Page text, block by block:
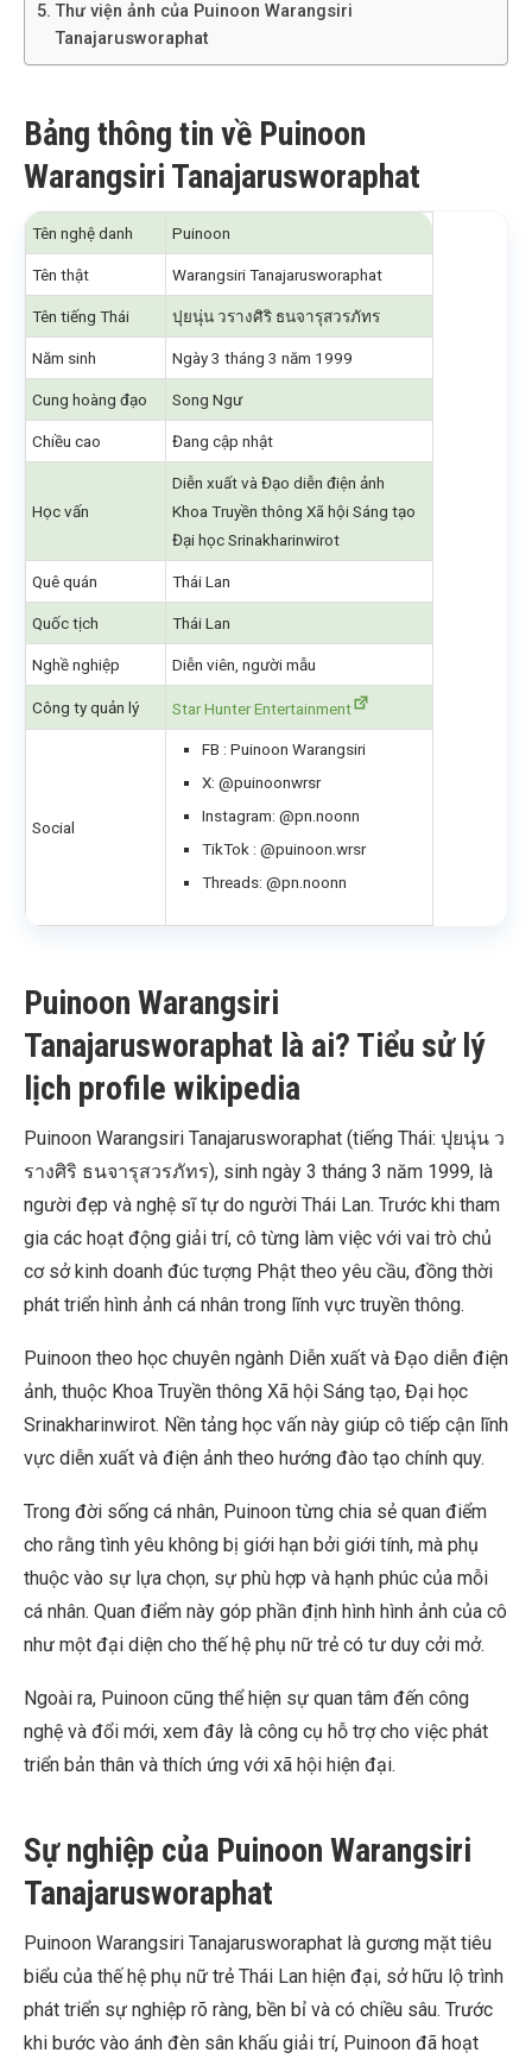
Thư viện ảnh của Puinoon Warangsiri
Tanajarusworaphat
Bảng thông tin về Puinoon
Warangsiri Tanajarusworaphat
Tên nghệ danh Puinoon
Tên thật Warangsiri Tanajarusworaphat
Tên tiếng Thái ปุยนุ่น วรางศิริ ธนจารุสวรภัทร
Năm sinh Ngày 3 tháng 3 năm 1999
Cung hoàng đạo Song Ngư
Chiều cao Đang cập nhật
Học vấn
Diễn xuất và Đạo diễn điện ảnh
Khoa Truyền thông Xã hội Sáng tạo
Đại học Srinakharinwirot
Quê quán Thái Lan
Quốc tịch Thái Lan
Nghề nghiệp Diễn viên, người mẫu
Công ty quản lý Star Hunter Entertainment
Social
FB : Puinoon Warangsiri
X: @puinoonwrsr
Instagram: @pn.noonn
TikTok : @puinoon.wrsr
Threads: @pn.noonn
Puinoon Warangsiri
Tanajarusworaphat là ai? Tiểu sử lý
lịch profile wikipedia
Puinoon Warangsiri Tanajarusworaphat (tiếng Thái: ปุยนุ่น ว
รางศิริ ธนจารุสวรภัทร), sinh ngày 3 tháng 3 năm 1999, là
người đẹp và nghệ sĩ tự do người Thái Lan. Trước khi tham
gia các hoạt động giải trí, cô từng làm việc với vai trò chủ
cơ sở kinh doanh đúc tượng Phật theo yêu cầu, đồng thời
phát triển hình ảnh cá nhân trong lĩnh vực truyền thông.
Puinoon theo học chuyên ngành Diễn xuất và Đạo diễn điện
ảnh, thuộc Khoa Truyền thông Xã hội Sáng tạo, Đại học
Srinakharinwirot. Nền tảng học vấn này giúp cô tiếp cận lĩnh
vực diễn xuất và điện ảnh theo hướng đào tạo chính quy.
Trong đời sống cá nhân, Puinoon từng chia sẻ quan điểm
cho rằng tình yêu không bị giới hạn bởi giới tính, mà phụ
thuộc vào sự lựa chọn, sự phù hợp và hạnh phúc của mỗi
cá nhân. Quan điểm này góp phần định hình hình ảnh của cô
như một đại diện cho thế hệ phụ nữ trẻ có tư duy cởi mở.
Ngoài ra, Puinoon cũng thể hiện sự quan tâm đến công
nghệ và đổi mới, xem đây là công cụ hỗ trợ cho việc phát
triển bản thân và thích ứng với xã hội hiện đại.
Sự nghiệp của Puinoon Warangsiri
Tanajarusworaphat
Puinoon Warangsiri Tanajarusworaphat là gương mặt tiêu
biểu của thế hệ phụ nữ trẻ Thái Lan hiện đại, sở hữu lộ trình
phát triển sự nghiệp rõ ràng, bền bỉ và có chiều sâu. Trước
khi bước vào ánh đèn sân khấu giải trí, Puinoon đã hoạt